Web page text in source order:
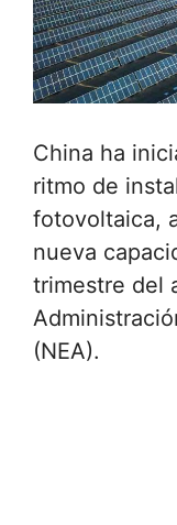
China ha
ritmo de
fotovoltaica,
nueva
trimestre del
(NEA).